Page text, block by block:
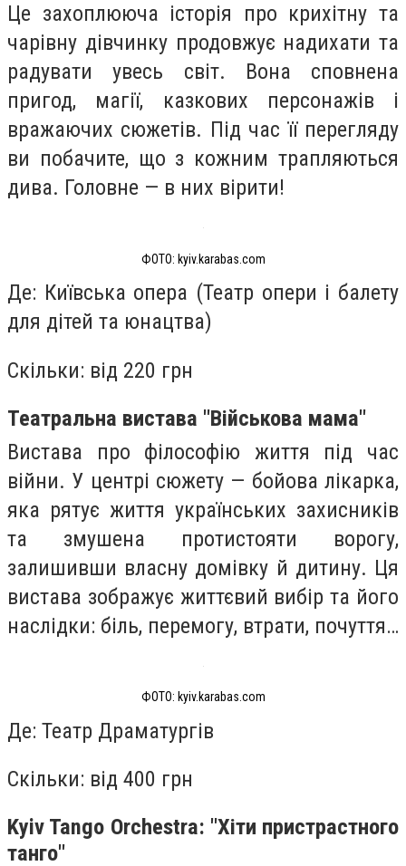
Це захоплююча історія про крихітну та
чарівну дівчинку продовжує надихати та
радувати увесь світ. Вона сповнена
пригод, магії, казкових персонажів і
вражаючих сюжетів. Під час її перегляду
ви побачите, що з кожним трапляються
дива. Головне — в них вірити!
ФОТО: kyiv.karabas.com
Де: Київська опера (Театр опери і балету
для дітей та юнацтва)
Скільки: від 220 грн
Театральна вистава "‎Військова мама"‎
Вистава про філософію життя під час
війни. У центрі сюжету — бойова лікарка,
яка рятує життя українських захисників
та змушена протистояти ворогу,
залишивши власну домівку й дитину. Ця
вистава зображує життєвий вибір та його
наслідки: біль, перемогу, втрати, почуття…
ФОТО: kyiv.karabas.com
Де: Театр Драматургів
Скільки: від 400 грн
Kyiv Tango Orchestra: "‎Хіти пристрастного
танго"‎